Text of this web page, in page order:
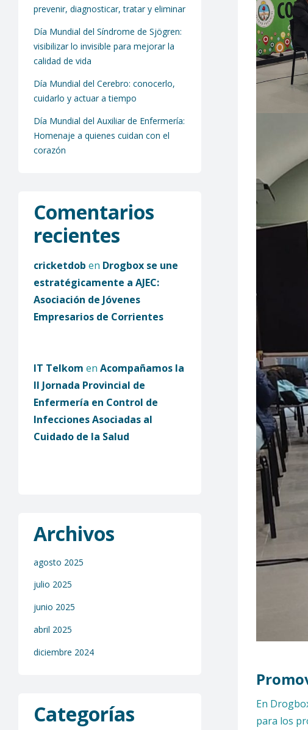
En
para los
prevenir, diagnosticar, tratar y eliminar
Día Mundial del Síndrome de Sjögren:
visibilizar lo invisible para mejorar la
calidad de vida
Día Mundial del Cerebro: conocerlo,
cuidarlo y actuar a tiempo
Día Mundial del Auxiliar de Enfermería:
Homenaje a quienes cuidan con el
corazón
Comentarios
recientes
cricketdob en Drogbox se une
estratégicamente a AJEC:
Asociación de Jóvenes
Empresarios de Corrientes
IT Telkom en Acompañamos la
II Jornada Provincial de
Enfermería en Control de
Infecciones Asociadas al
Cuidado de la Salud
Archivos
agosto 2025
julio 2025
junio 2025
abril 2025
diciembre 2024
Categorías